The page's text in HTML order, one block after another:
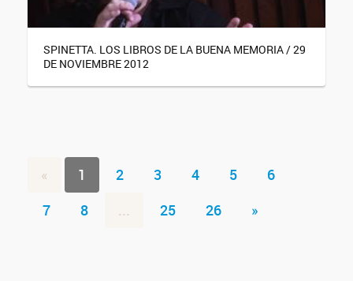
SPINETTA. LOS LIBROS DE LA BUENA MEMORIA / 29
DE NOVIEMBRE 2012
« 1 2 3 4 5
6
7
8 ... 25 26 »